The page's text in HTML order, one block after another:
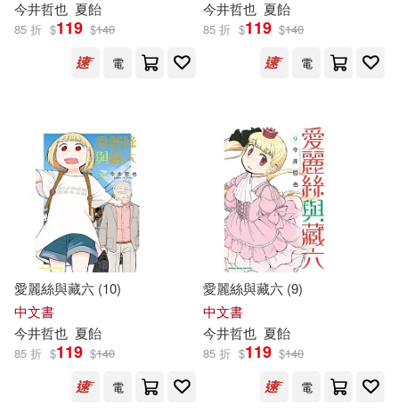
今井三太郎(3) 今井伸(3)
今井佐惠子(3) 今井初音(3)
今井洋輔(3) 今井雅子(3)
寺田敏雄(3) 秋田喜美(3)
上海教育出版社(2)
中國少年兒童出版社(2)
北京大學出版社(2)
南開大學出版社(2)
天下文化(2) 如何(2)
小熊出版(2) 新世界出版社(2)
方智(2) 日經BP社(2)
今井哲也 夏飴
85 折 $119 $140
電
今井哲也 夏飴
85 折 $119 $140
電
愛麗絲與藏六 (10)
中文書
今井哲也 夏飴
85 折 $119 $140
電
愛麗絲與藏六 (9)
中文書
今井哲也 夏飴
85 折 $119 $140
電